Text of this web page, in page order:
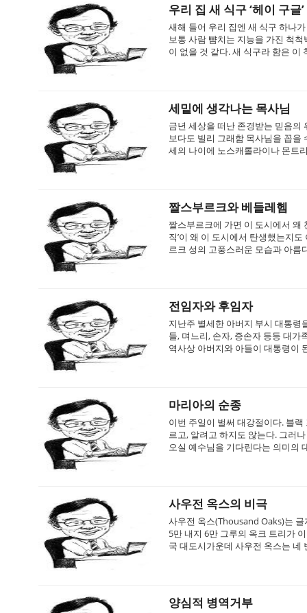
우리 집 새 식구 ‘헤이 구글’
새해 들어 우리 집엔 새 식구 하나
보통 사람 뺨치는 지능을 가진 척
이 없을 것 같다. 새 식구라 함은 이
세밑에 생각나는 목사님
금년 세상을 떠난 존경받는 믿음의
보다도 빌리 그래함 목사님을 꼽을
세의 나이에 노스캐롤라이나 몬트
짤스부르크와 베들레헴
짤스부르크에 가면 이 도시에서 왜
직’이 왜 이 도시에서 탄생했는지
르크 성의 고풍스러운 모습과 아름
전임자와 후임자
지난주 별세한 아버지 부시 대통령
들, 며느리, 손자, 증손자 등등 대가
역사상 아버지와 아들이 대통령이
마리아의 순종
이번 주일이 벌써 대강절이다. 블
르고, 알려고 하지도 않는다. 그러
오실 예수님을 기다린다는 의미의
사우전 옥스의 비극
사우전 옥스(Thousand Oaks)는
5만 내지 6만 그루의 옥크 트리가
국 대도시가운데 사우전 옥스는 네
양심적 병역거부